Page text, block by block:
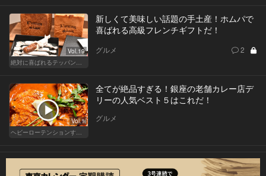
Vol.19
絶対に喜ばれるテッパン手土産
新しくて美味しい話題の手土産！ホムパで
喜ばれる高級フレンチギフトだ！
グルメ 2
Vol.1
ヘビーローテンションするカレー
全てが絶品すぎる！銀座の老舗カレー店デ
リーの人気ベスト５はこれだ！
グルメ